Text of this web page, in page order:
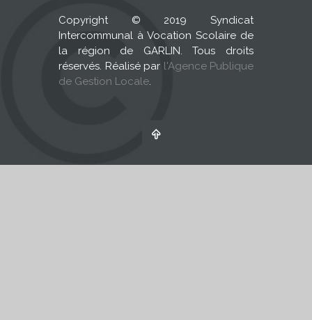
Copyright © 2019 Syndicat
Intercommunal à Vocation Scolaire de
la région de GARLIN. Tous droits
réservés. Réalisé par l'Agence Publique
de Gestion Locale.